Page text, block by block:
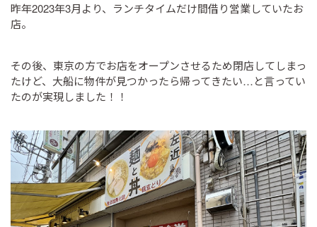
昨年2023年3月より、ランチタイムだけ間借り営業していたお
店。
その後、東京の方でお店をオープンさせるため閉店してしまっ
たけど、大船に物件が見つかったら帰ってきたい…と言ってい
たのが実現しました！！